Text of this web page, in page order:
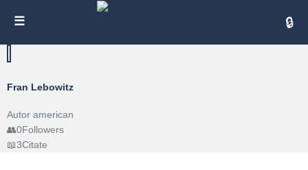
Fran Lebowitz
Autor american
0Followers
3Citate